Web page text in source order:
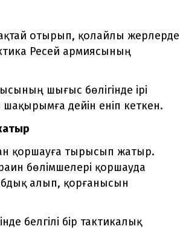
отырып, қолайлы жерлерде
Ресей армиясының
шығыс бөлігінде ірі
дейін еніп кеткен.
қоршауға тырысып жатыр.
бөлімшелері қоршауда
алып, қорғанысын
белгілі бір тактикалық